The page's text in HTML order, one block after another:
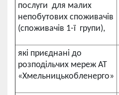
послуги для малих
непобутових споживачів
(споживачів 1-ї групи),
які приєднані до
розподільчих мереж АТ
«Хмельницькобленерго»